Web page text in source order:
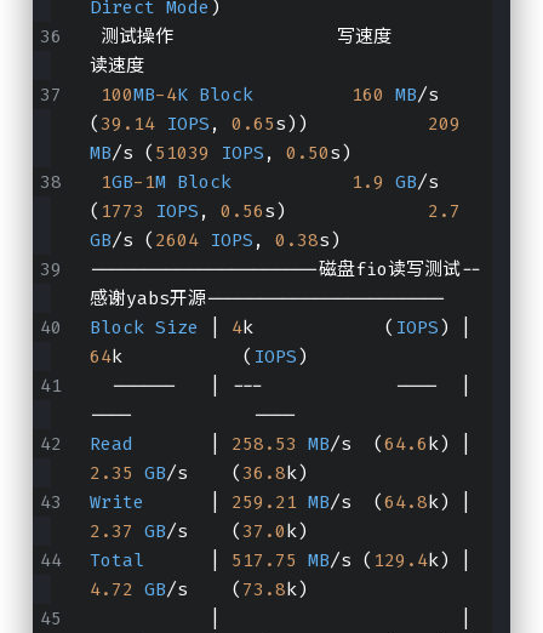
Direct Mode )
读速度
100MB-4K Block 160 MB/s
(39.14 IOPS , 0.65s)) 209
MB/s ( 51039 IOPS , 0.50s)
1GB-1M Block 1.9 GB/s
( 1773 IOPS , 0.56s) 2.7
GB/s ( 2604 IOPS , 0.38s)
---------------------磁盘fio读写测试--
感谢yabs开源----------------------
Block Size 4k            ( IOPS
64k           ( IOPS)
----           ----
Read
258.53 MB/s  (64.6
2.35 GB/s    (36.8k)
Write
259.21 MB/s  (64.8
2.37 GB/s    (37.0k)
Total
517.75 MB/s ( 129.4
4.72 GB/s    ( 73.8k)